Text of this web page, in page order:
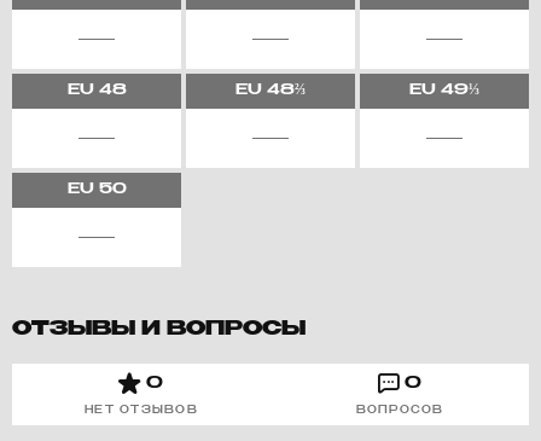
EU48 EU 48⅔ EU 49⅓
EU50
ОТЗЫВЫ И ВОПРОСЫ
0
НЕТ ОТЗЫВОВ
0
ВОПРОСОВ